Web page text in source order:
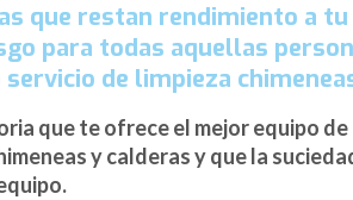
que restan rendimiento a tu
para todas aquellas
de limpieza
que te ofrece el mejor equipo de
y calderas y que la